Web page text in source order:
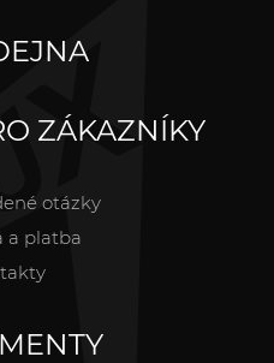
ZÁKAZNÍKY
otázky
a platba